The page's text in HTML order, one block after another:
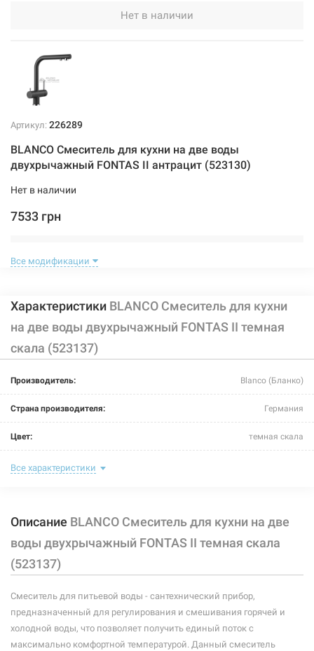
Нет в наличии
Артикул: 226289
BLANCO Смеситель для кухни на две воды
двухрычажный FONTAS II антрацит (523130)
Нет в наличии
7533 грн
Артикул:226293
BLANCO Смеситель для кухни на две воды
двухрычажный FONTAS II белый (523134)
Нет в наличии
7533 грн
Артикул:226294
BLANCO Смеситель для кухни на две воды
двухрычажный FONTAS II жасмин (523132)
Все модификации
Характеристики BLANCO Смеситель для кухни
на две воды двухрычажный FONTAS II темная
скала (523137)
Производитель: Blanco (Бланко)
Страна производителя: Германия
Цвет: темная скала
Назначение смесителя:
Размер картриджа:
Тип конструкции: на две воды
Тип смесителя (крана): двухрычажный
Форма излива: длинная прямая
Все характеристики
Описание BLANCO Смеситель для кухни на две
воды двухрычажный FONTAS II темная скала
(523137)
Смеситель для питьевой воды - сантехнический прибор,
предназначенный для регулирования и смешивания горячей и
холодной воды, что позволяет получить единый поток с
максимально комфортной температурой. Данный смеситель